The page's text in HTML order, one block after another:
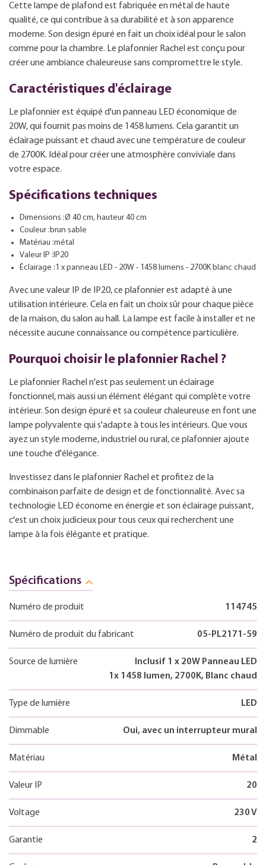
Cette lampe de plafond est fabriquée en métal de haute
qualité, ce qui contribue à sa durabilité et à son apparence
moderne. Son design épuré en fait un choix idéal pour le salon
comme pour la chambre. Le plafonnier Rachel est conçu pour
créer une ambiance chaleureuse sans compromettre le style.
Caractéristiques d'éclairage
Le plafonnier est équipé d'un panneau LED économique de
20W, qui fournit pas moins de 1458 lumens. Cela garantit un
éclairage puissant et chaud avec une température de couleur
de 2700K. Idéal pour créer une atmosphère conviviale dans
votre espace.
Spécifications techniques
Dimensions :Ø 40 cm, hauteur 40 cm
Couleur :brun sable
Matériau :métal
Valeur IP :IP20
Éclairage :1 x panneau LED - 20W - 1458 lumens - 2700K blanc chaud
Avec une valeur IP de IP20, ce plafonnier est adapté à une
utilisation intérieure. Cela en fait un choix sûr pour chaque pièce
de la maison, du salon au hall. La lampe est facile à installer et ne
nécessite aucune connaissance ou compétence particulière.
Pourquoi choisir le plafonnier Rachel ?
Le plafonnier Rachel n'est pas seulement un éclairage
fonctionnel, mais aussi un élément élégant qui complète votre
intérieur. Son design épuré et sa couleur chaleureuse en font une
lampe polyvalente qui s'adapte à tous les intérieurs. Que vous
ayez un style moderne, industriel ou rural, ce plafonnier ajoute
une touche d'élégance.
Investissez dans le plafonnier Rachel et profitez de la
combinaison parfaite de design et de fonctionnalité. Avec sa
technologie LED économe en énergie et son éclairage puissant,
c'est un choix judicieux pour tous ceux qui recherchent une
lampe à la fois élégante et pratique.
Spécifications
Numéro de produit 114745
Numéro de produit du fabricant 05-PL2171-59
Source de lumière
Inclusif 1 x 20W Panneau LED
1x 1458 lumen, 2700K, Blanc chaud
Type de lumière LED
Dimmable Oui, avec un interrupteur mural
Matériau Métal
Valeur IP 20
Voltage 230 V
Garantie 2